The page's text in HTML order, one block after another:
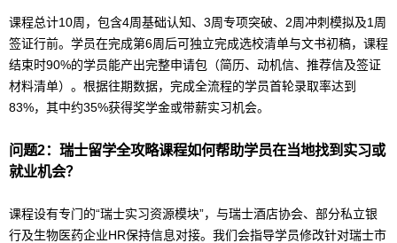
课程总计10周，包含4周基础认知、3周专项突破、2周冲刺模拟及1周
签证行前。学员在完成第6周后可独立完成选校清单与文书初稿，课程
结束时90%的学员能产出完整申请包（简历、动机信、推荐信及签证
材料清单）。根据往期数据，完成全流程的学员首轮录取率达到
83%，其中约35%获得奖学金或带薪实习机会。
问题2： 瑞士留学全攻略课程如何帮助学员在当地找到实习或
就业机会？
课程设有专门的“瑞士实习资源模块”，与瑞士酒店协会、部分私立银
行及生物医药企业HR保持信息对接。我们会指导学员修改针对瑞士市